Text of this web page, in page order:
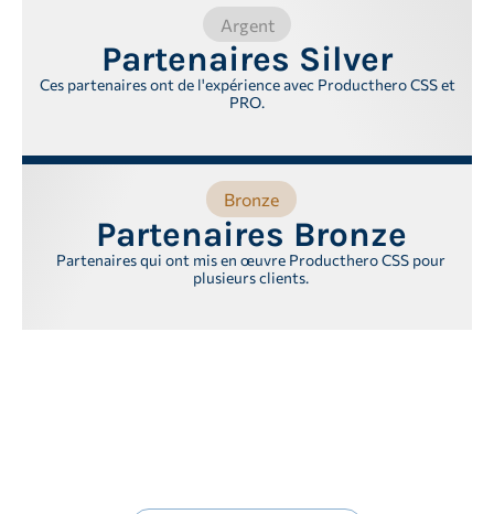
Argent
Partenaires Silver
Ces partenaires ont de l'expérience avec Producthero CSS et
PRO.
Bronze
Partenaires Bronze
Partenaires qui ont mis en œuvre Producthero CSS pour
plusieurs clients.